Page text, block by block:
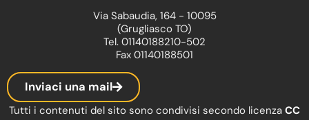
Via Sabaudia, 164 - 10095
(Grugliasco TO)
Tel. 01140188210-502
Fax 01140188501
Inviaci una mail
Tutti i contenuti del sito sono condivisi secondo licenza CC